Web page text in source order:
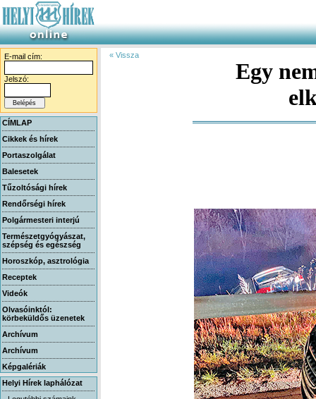
E-mail cím:
Jelszó:
CÍMLAP
Cikkek és hírek
Portaszolgálat
Balesetek
Tűzoltósági hírek
Rendőrségi hírek
Polgármesteri interjú
Természetgyógyászat,
szépség és egészség
Horoszkóp, asztrológia
Receptek
Videók
Olvasóinktól:
körbeküldős üzenetek
Archívum
Archívum
Képgalériák
Helyi Hírek laphálózat
« Vissza
Egy